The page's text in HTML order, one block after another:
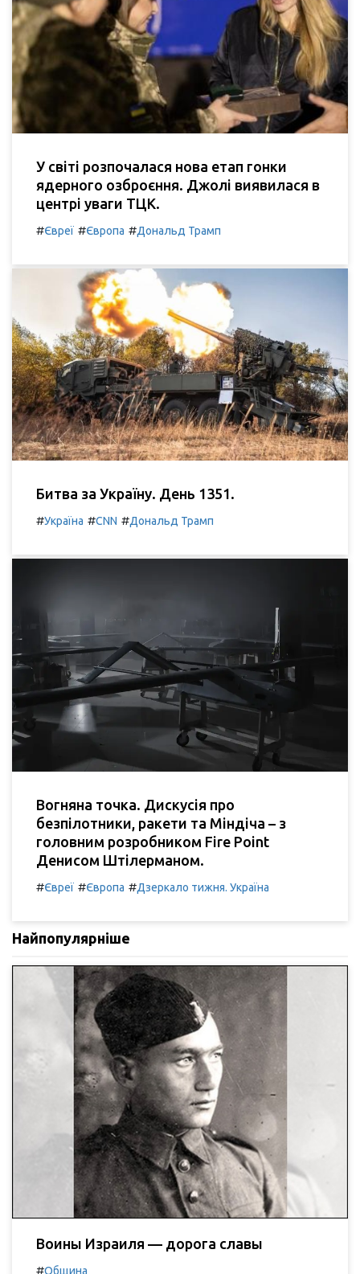
У світі розпочалася нова етап гонки
ядерного озброєння. Джолі виявилася в
центрі уваги ТЦК.
#Євреї #Європа #Дональд Трамп
Битва за Україну. День 1351.
#Україна #CNN #Дональд Трамп
Вогняна точка. Дискусія про
безпілотники, ракети та Міндіча – з
головним розробником Fire Point
Денисом Штілерманом.
#Євреї #Європа #Дзеркало тижня. Україна
Найпопулярніше
Воины Израиля — дорога славы
#Община